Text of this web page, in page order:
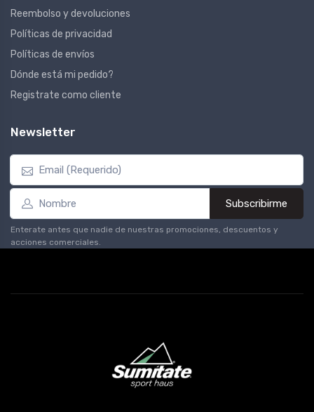
Reembolso y devoluciones
Políticas de privacidad
Políticas de envíos
Dónde está mi pedido?
Registrate como cliente
Newsletter
Subscribirme
Enterate antes que nadie de nuestras promociones, descuentos y
acciones comerciales.